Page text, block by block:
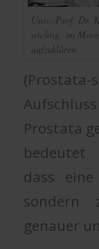
Univ.-Prof. Dr.
wichtig, im
aufzuklären.
Prostata
bedeutet
dass
sondern
genauer